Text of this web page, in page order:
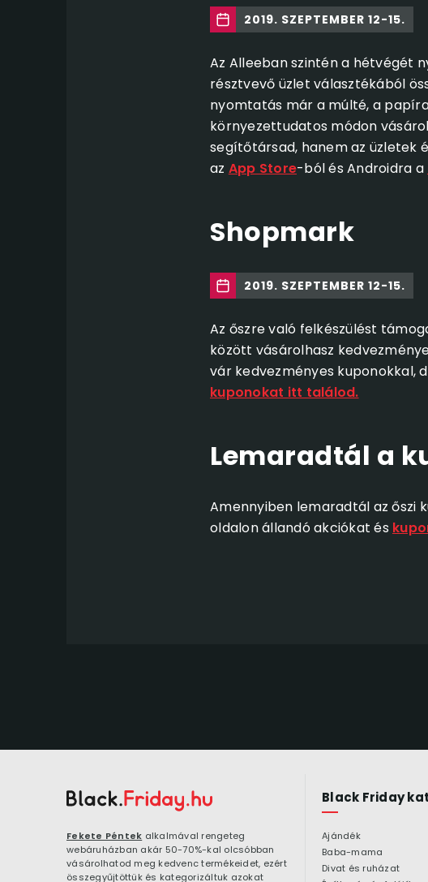
2019. SZEPTEMBER 12-15.
Az Alleeban szintén a hétvégét
résztvevő üzlet választékából
nyomtatás már a múlté, a
környezettudatos módon
segítőtársad, hanem az üzletek
az App Store-ból és Androidra a
Shopmark
2019. SZEPTEMBER 12-15.
Az őszre való felkészülést
között vásárolhasz
vár kedvezményes kuponokkal,
kuponokat itt találod.
Lemaradtál a
Amennyiben lemaradtál az őszi
oldalon állandó akciókat és
Fekete Péntek alkalmával rengeteg
webáruházban akár 50-70%-kal olcsóbban
vásárolhatod meg kedvenc termékeidet, ezért
összegyűjtöttük és kategorizáltuk azokat
Black Friday
Ajándék
Baba-mama
Divat és ruházat